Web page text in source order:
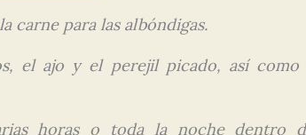
carne para las albóndigas.
el ajo y el perejil picado, así como
horas o toda la noche dentro